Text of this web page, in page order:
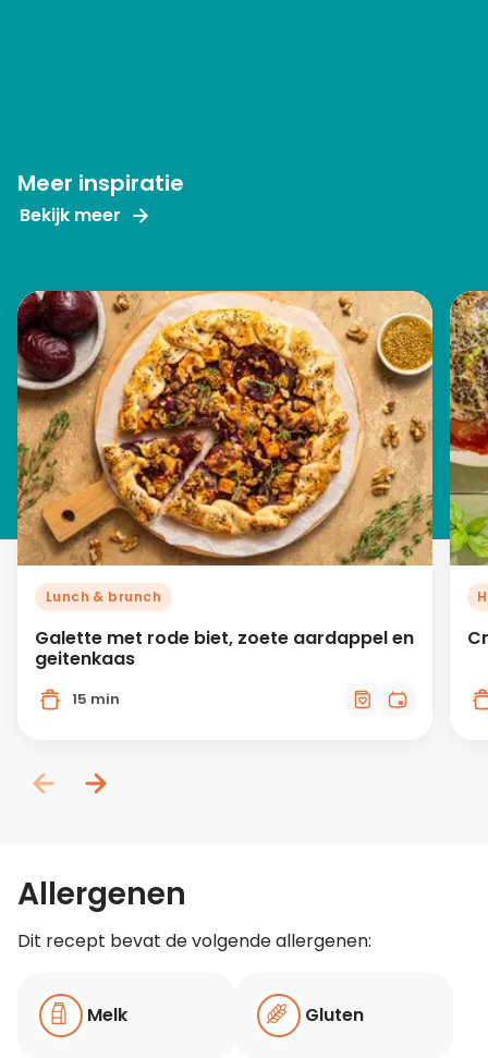
Meer inspiratie
Bekijk meer
Lunch & brunch
Galette met rode biet, zoete aardappel en
geitenkaas
15 min
Allergenen
Dit recept bevat de volgende allergenen:
Melk Gluten